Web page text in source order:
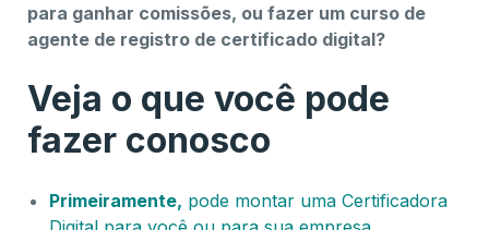
para ganhar comissões, ou fazer um curso de
agente de registro de certificado digital?
Veja o que você pode
fazer conosco
Primeiramente, pode montar uma Certificadora